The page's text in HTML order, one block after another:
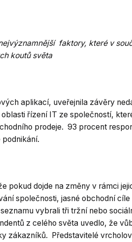
faktory, které v
koutů světa
aplikací, uveřejnila závěry
řízení IT ze společností,
prodeje. 93 procent
pokud dojde na změny v rámci
společnosti, jasné obchodní
vybrali tři tržní nebo
z celého světa uvedlo, že
zákazníků. Představitelé